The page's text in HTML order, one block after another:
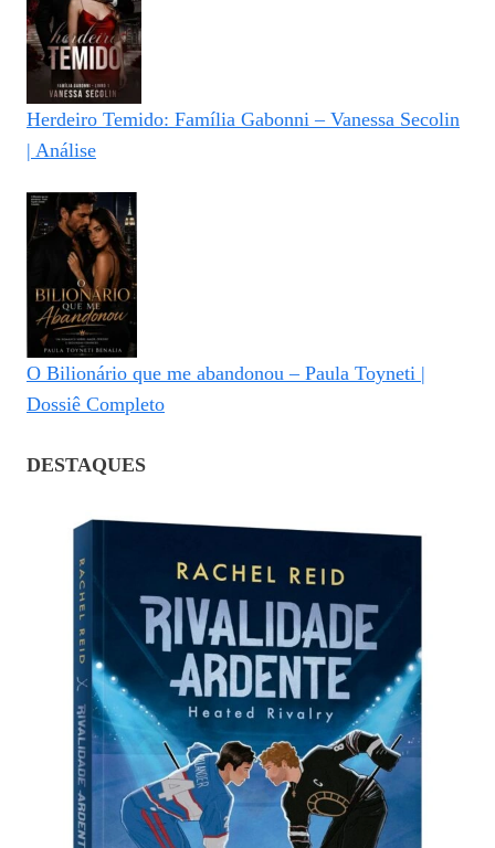
Herdeiro Temido: Família Gabonni – Vanessa Secolin
| Análise
O Bilionário que me abandonou – Paula Toyneti |
Dossiê Completo
DESTAQUES